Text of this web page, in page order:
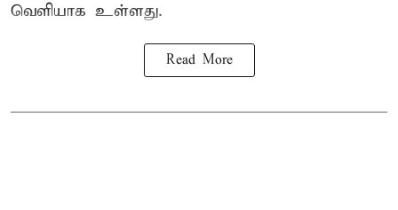
வெளியாக உள்ளது.
Read More